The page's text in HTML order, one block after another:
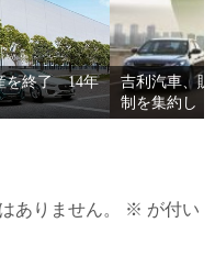
を終了 14年
吉利汽車、
制を集約し
ありません。 ※ が付い